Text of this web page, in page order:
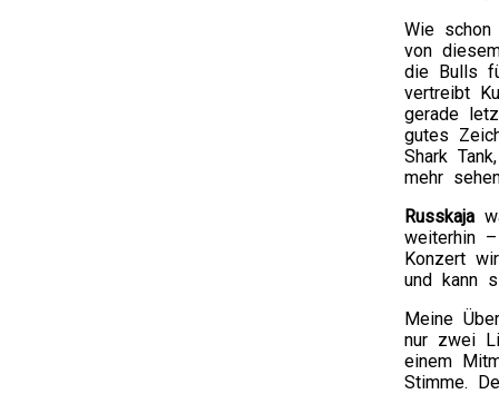
Wie
von
die Bulls
vertreibt
gerade
gutes
Shark
mehr
Russkaja
weiterhin
Konzert
und kann
Meine
nur zwei
einem
Stimme.